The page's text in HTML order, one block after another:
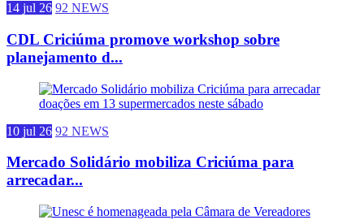
14 jul 26 92 NEWS
CDL Criciúma promove workshop sobre
planejamento d...
10 jul 26 92 NEWS
Mercado Solidário mobiliza Criciúma para
arrecadar...